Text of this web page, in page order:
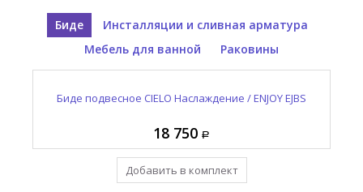
Биде
Инсталляции и сливная арматура
Мебель для ванной
Раковины
Биде подвесное CIELO Наслаждение / ENJOY EJBS
18 750
Добавить в комплект
Выпуск для раковины с керамической накладкой
12 965
Уже в комплекте
Зеркало овальное CIELO И Катини / I CATINI CASPO
95 410
Уже в комплекте
Раковина полувстраиваемая CIELO Наслаждение /
55 055
Уже в комплекте